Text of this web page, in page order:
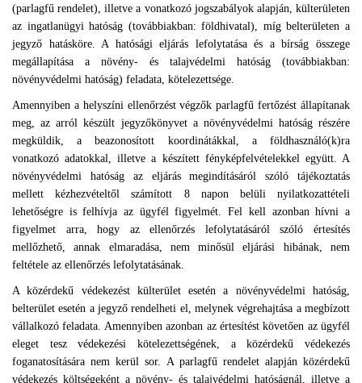
(parlagfű rendelet), illetve a vonatkozó jogszabályok alapján, külterületen
az ingatlanügyi hatóság (továbbiakban: földhivatal), míg belterületen a
jegyző hatásköre. A hatósági eljárás lefolytatása és a bírság összege
megállapítása a növény- és talajvédelmi hatóság (továbbiakban:
növényvédelmi hatóság) feladata, kötelezettsége.
Amennyiben a helyszíni ellenőrzést végzők parlagfű fertőzést állapítanak
meg, az arról készült jegyzőkönyvet a növényvédelmi hatóság részére
megküldik, a beazonosított koordinátákkal, a földhasználó(k)ra
vonatkozó adatokkal, illetve a készített fényképfelvételekkel együtt. A
növényvédelmi hatóság az eljárás megindításáról szóló tájékoztatás
mellett kézhezvételtől számított 8 napon belüli nyilatkozattételi
lehetőségre is felhívja az ügyfél figyelmét. Fel kell azonban hívni a
figyelmet arra, hogy az ellenőrzés lefolytatásáról szóló értesítés
mellőzhető, annak elmaradása, nem minősül eljárási hibának, nem
feltétele az ellenőrzés lefolytatásának.
A közérdekű védekezést külterület esetén a növényvédelmi hatóság,
belterület esetén a jegyző rendelheti el, melynek végrehajtása a megbízott
vállalkozó feladata. Amennyiben azonban az értesítést követően az ügyfél
eleget tesz védekezési kötelezettségének, a közérdekű védekezés
foganatosítására nem kerül sor. A parlagfű rendelet alapján közérdekű
védekezés költségeként a növény- és talajvédelmi hatóságnál, illetve a